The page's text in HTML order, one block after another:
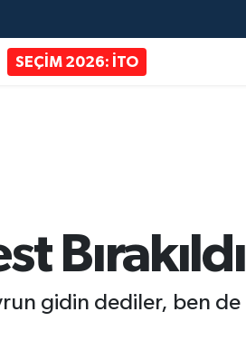
SEÇİM 2026: İTO
Bırakıldı
gidin dediler, ben de